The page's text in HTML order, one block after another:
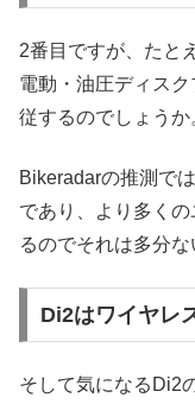
2番目ですが、たと
電動・油圧ディス
従するのでしょうか
Bikeradarの推測で
であり、より多く
るのでそれは多分な
Di2はワイヤレ
そして気になるDi2